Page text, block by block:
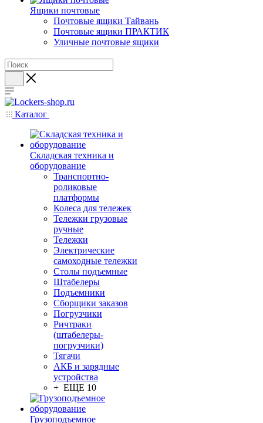
Ящики почтовые
Почтовые ящики Тайвань
Почтовые ящики ПРАКТИК
Уличные почтовые ящики
Каталог
Складская техника и
оборудование
Транспортно-
роликовые
платформы
Колеса для тележек
Тележки грузовые
ручные
Тележки
Электрические
самоходные тележки
Столы подъемные
Штабелеры
Подъемники
Сборщики заказов
Погрузчики
Ричтраки
(штабелеры-
погрузчики)
Тягачи
АКБ и зарядные
устройства
+ ЕЩЕ 10
Грузоподъемное